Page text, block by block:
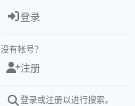
登录
没有帐号？
注册
登录或注册以进行搜索。